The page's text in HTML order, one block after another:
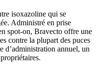
isoxazoline qui se
Administré en prise
spot-on, Bravecto offre une
contre la plupart des puces
d’administration annuel, un